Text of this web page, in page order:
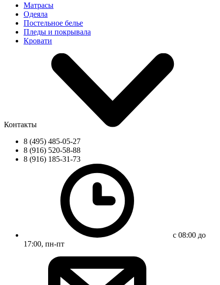
Матрасы
Одеяла
Постельное белье
Пледы и покрывала
Кровати
Контакты
8 (495) 485-05-27
8 (916) 520-58-88
8 (916) 185-31-73
с 08:00 до
17:00, пн-пт